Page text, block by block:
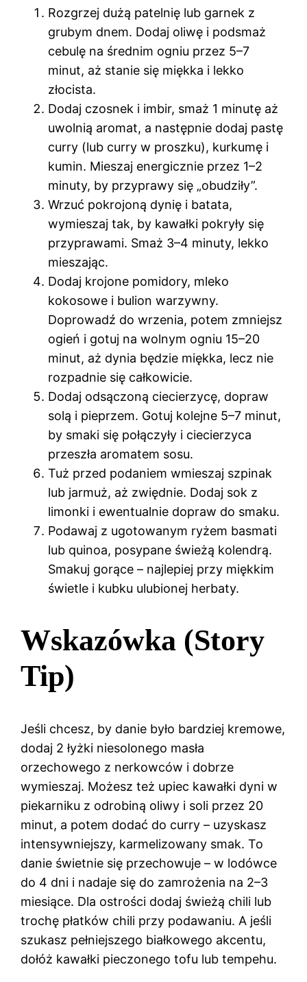
Rozgrzej dużą patelnię lub garnek z
grubym dnem. Dodaj oliwę i podsmaż
cebulę na średnim ogniu przez 5–7
minut, aż stanie się miękka i lekko
złocista.
Dodaj czosnek i imbir, smaż 1 minutę aż
uwolnią aromat, a następnie dodaj pastę
curry (lub curry w proszku), kurkumę i
kumin. Mieszaj energicznie przez 1–2
minuty, by przyprawy się „obudziły”.
Wrzuć pokrojoną dynię i batata,
wymieszaj tak, by kawałki pokryły się
przyprawami. Smaż 3–4 minuty, lekko
mieszając.
Dodaj krojone pomidory, mleko
kokosowe i bulion warzywny.
Doprowadź do wrzenia, potem zmniejsz
ogień i gotuj na wolnym ogniu 15–20
minut, aż dynia będzie miękka, lecz nie
rozpadnie się całkowicie.
Dodaj odsączoną ciecierzycę, dopraw
solą i pieprzem. Gotuj kolejne 5–7 minut,
by smaki się połączyły i ciecierzyca
przeszła aromatem sosu.
Tuż przed podaniem wmieszaj szpinak
lub jarmuż, aż zwiędnie. Dodaj sok z
limonki i ewentualnie dopraw do smaku.
Podawaj z ugotowanym ryżem basmati
lub quinoa, posypane świeżą kolendrą.
Smakuj gorące – najlepiej przy miękkim
świetle i kubku ulubionej herbaty.
Wskazówka (Story
Tip)
Jeśli chcesz, by danie było bardziej kremowe,
dodaj 2 łyżki niesolonego masła
orzechowego z nerkowców i dobrze
wymieszaj. Możesz też upiec kawałki dyni w
piekarniku z odrobiną oliwy i soli przez 20
minut, a potem dodać do curry – uzyskasz
intensywniejszy, karmelizowany smak. To
danie świetnie się przechowuje – w lodówce
do 4 dni i nadaje się do zamrożenia na 2–3
miesiące. Dla ostrości dodaj świeżą chili lub
trochę płatków chili przy podawaniu. A jeśli
szukasz pełniejszego białkowego akcentu,
dołóż kawałki pieczonego tofu lub tempehu.